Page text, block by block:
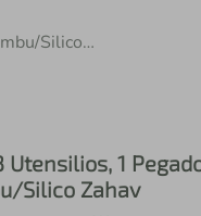
Jogo 3 Utensilios, 1 Pegador C/ Suporte Bambu/Silico Zahav
Utensilios, 1
Silico Zahav